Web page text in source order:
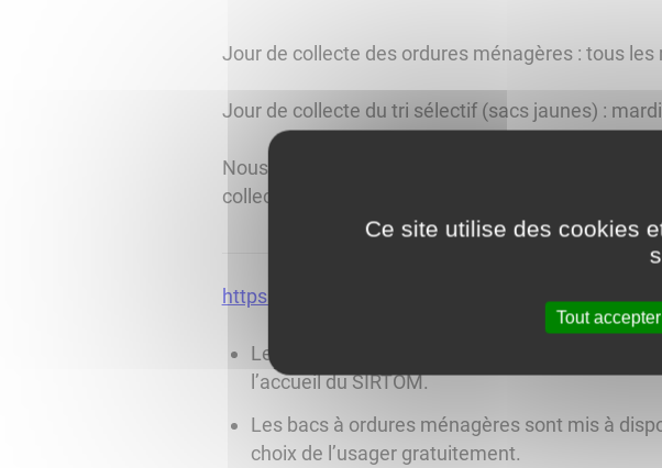
Jour de collecte des ordures ménagères : tous
Jour de collecte du tri sélectif (sacs jaunes) :
Nous vous informons que vous pouvez suivre les
collecte de votre commune sur notre site internet
https://www.sirtom-chagny.fr/calendriers-de-
Les sacs jaunes pour la collecte sélective
l’accueil du SIRTOM.
Les bacs à ordures ménagères sont mis à
choix de l’usager gratuitement.
Ce site utilise des cookies
Tout accepter